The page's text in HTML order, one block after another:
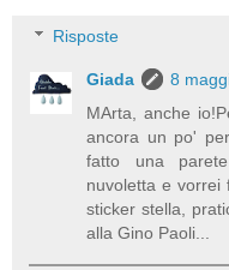
Risposte
Giada
8
MArta, anche
ancora un po'
fatto una
nuvoletta e
sticker stella,
alla Gino Paoli...